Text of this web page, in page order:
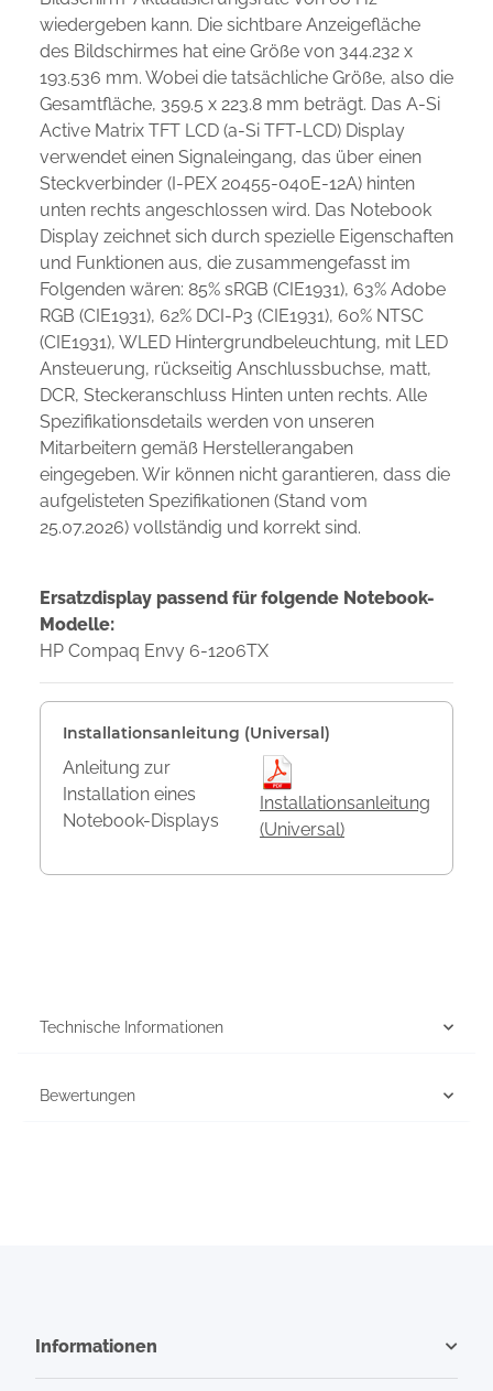
wiedergeben kann. Die sichtbare Anzeigefläche
des Bildschirmes hat eine Größe von 344.232 x
193.536 mm. Wobei die tatsächliche Größe, also die
Gesamtfläche, 359.5 x 223.8 mm beträgt. Das A-Si
Active Matrix TFT LCD (a-Si TFT-LCD) Display
verwendet einen Signaleingang, das über einen
Steckverbinder (I-PEX 20455-040E-12A) hinten
unten rechts angeschlossen wird. Das Notebook
Display zeichnet sich durch spezielle Eigenschaften
und Funktionen aus, die zusammengefasst im
Folgenden wären: 85% sRGB (CIE1931), 63% Adobe
RGB (CIE1931), 62% DCI-P3 (CIE1931), 60% NTSC
(CIE1931), WLED Hintergrundbeleuchtung, mit LED
Ansteuerung, rückseitig Anschlussbuchse, matt,
DCR, Steckeranschluss Hinten unten rechts. Alle
Spezifikationsdetails werden von unseren
Mitarbeitern gemäß Herstellerangaben
eingegeben. Wir können nicht garantieren, dass die
aufgelisteten Spezifikationen (Stand vom
25.07.2026) vollständig und korrekt sind.
Ersatzdisplay passend für folgende Notebook-
Modelle:
HP Compaq Envy 6-1206TX
Installationsanleitung (Universal)
Anleitung zur
Installation eines
Notebook-Displays
Installationsanleitung
(Universal)
Technische Informationen
Bewertungen
Informationen